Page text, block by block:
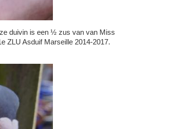
duivin is een ½ zus van van Miss
ZLU Asduif Marseille 2014-2017.